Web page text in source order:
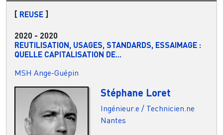
[ REUSE ]
2020 - 2020
REUTILISATION, USAGES, STANDARDS, ESSAIMAGE :
QUELLE CAPITALISATION DE...
MSH Ange-Guépin
Stéphane Loret
Ingénieur.e / Technicien.ne
Nantes